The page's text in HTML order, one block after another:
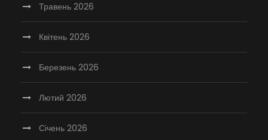
Травень 2026
Квітень 2026
Березень 2026
Лютий 2026
Січень 2026